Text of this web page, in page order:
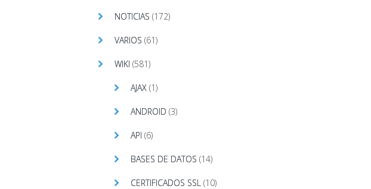
NOTICIAS (172)
VARIOS (61)
WIKI (581)
AJAX (1)
ANDROID (3)
API (6)
BASES DE DATOS (14)
CERTIFICADOS SSL (10)